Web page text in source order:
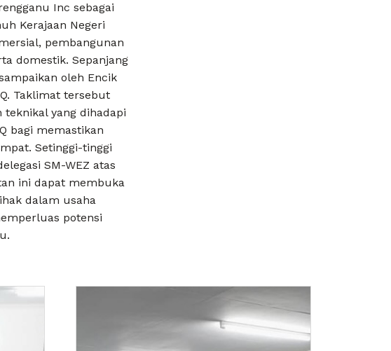
Inc sebagai
Kerajaan Negeri
pembangunan
domestik. Sepanjang
oleh Encik
Taklimat tersebut
yang dihadapi
bagi memastikan
Setinggi-tinggi
SM-WEZ atas
ini dapat membuka
dalam usaha
potensi